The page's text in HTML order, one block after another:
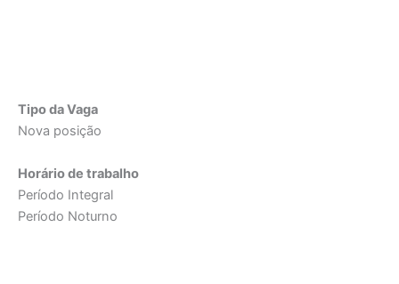
Tipo da Vaga
Nova posição
Horário de trabalho
Período Integral
Período Noturno